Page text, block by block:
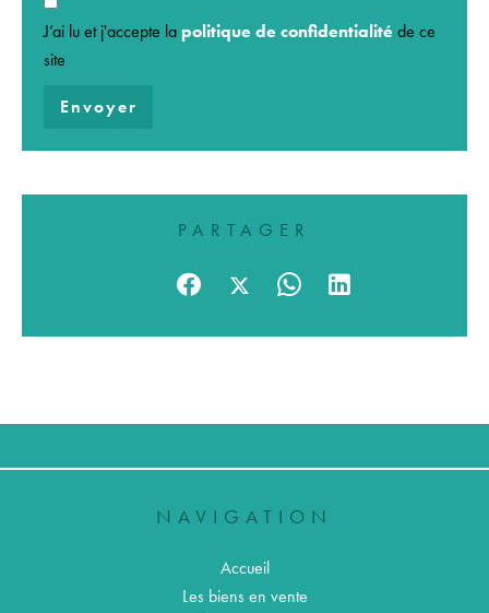
J’ai lu et j'accepte la politique de confidentialité de ce
site
Envoyer
PARTAGER
NAVIGATION
Accueil
Les biens en vente